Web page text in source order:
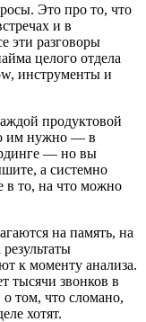
Это про то, что
и в
эти разговоры
целого отдела
инструменты и
продуктовой
им нужно — в
— но вы
а системно
в то, на что можно
на память, на
к моменту анализа.
тысячи звонков в
том, что сломано,
хотят.